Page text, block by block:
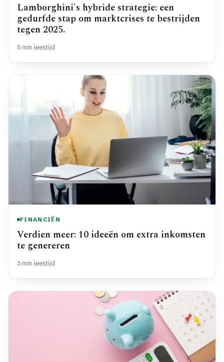
Lamborghini's hybride strategie: een
gedurfde stap om marktcrises te bestrijden
tegen 2025.
5 min leestijd
FINANCIËN
Verdien meer: 10 ideeën om extra inkomsten
te genereren
3 min leestijd